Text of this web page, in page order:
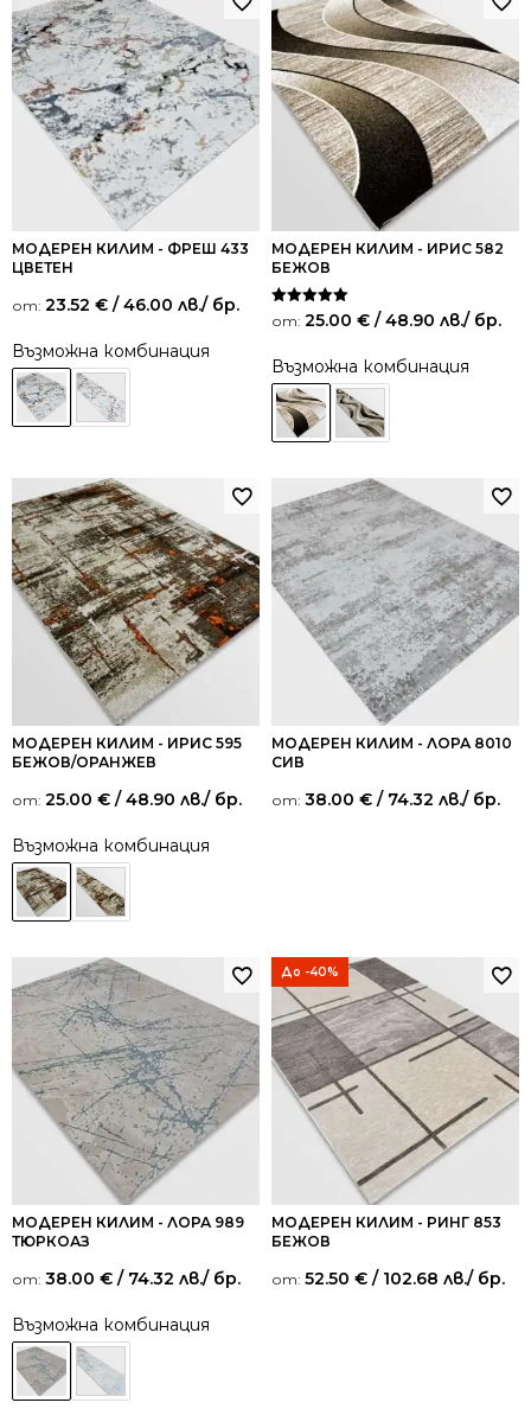
МОДЕРЕН КИЛИМ - ФРЕШ 433
ЦВЕТЕН
от: 23.52 € / 46.00 лв./ бр.
Възможна комбинация
МОДЕРЕН КИЛИМ - ИРИС 582
БЕЖОВ
Оценено на
5.00
от: 25.00 € / 48.90 лв./ бр.
Възможна комбинация
МОДЕРЕН КИЛИМ - ИРИС 595
БЕЖОВ/ОРАНЖЕВ
от: 25.00 € / 48.90 лв./ бр.
Възможна комбинация
МОДЕРЕН КИЛИМ - ЛОРА 8010
СИВ
от: 38.00 € / 74.32 лв./ бр.
МОДЕРЕН КИЛИМ - ЛОРА 989
ТЮРКОАЗ
от: 38.00 € / 74.32 лв./ бр.
Възможна комбинация
До -40%
МОДЕРЕН КИЛИМ - РИНГ 853
БЕЖОВ
от: 52.50 € / 102.68 лв./ бр.